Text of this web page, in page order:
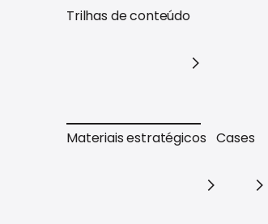
Trilhas de conteúdo
Trilhas de conteúdo
Materiais estratégicos Cases